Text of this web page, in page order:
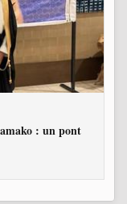
: un pont